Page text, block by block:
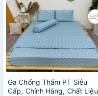
Ga Chống Thấm PT Siêu
Cấp, Chính Hãng, Chất Liệu